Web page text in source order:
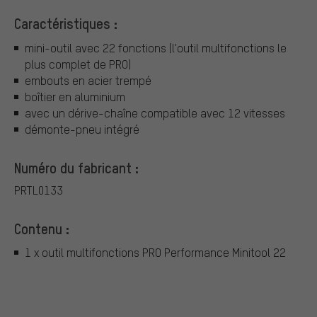
Caractéristiques :
mini-outil avec 22 fonctions (l'outil multifonctions le
plus complet de PRO)
embouts en acier trempé
boîtier en aluminium
avec un dérive-chaîne compatible avec 12 vitesses
démonte-pneu intégré
Numéro du fabricant :
PRTL0133
Contenu :
1 x outil multifonctions PRO Performance Minitool 22